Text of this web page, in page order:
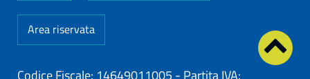
Area riservata